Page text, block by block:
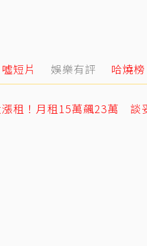
噓短片 娛樂有評 哈燒榜